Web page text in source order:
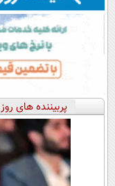
پربیننده های روز